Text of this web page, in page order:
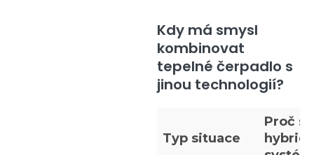
Kdy má smysl
kombinovat
tepelné čerpadlo s
jinou technologií?
Typ situace
Proč se